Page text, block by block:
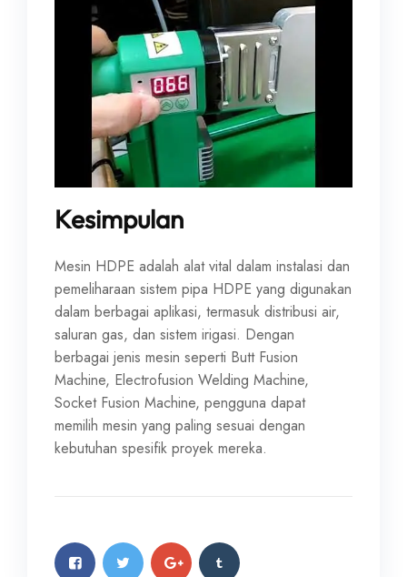
Kesimpulan
Mesin HDPE adalah alat vital dalam instalasi dan
pemeliharaan sistem pipa HDPE yang digunakan
dalam berbagai aplikasi, termasuk distribusi air,
saluran gas, dan sistem irigasi. Dengan
berbagai jenis mesin seperti Butt Fusion
Machine, Electrofusion Welding Machine,
Socket Fusion Machine, pengguna dapat
memilih mesin yang paling sesuai dengan
kebutuhan spesifik proyek mereka.